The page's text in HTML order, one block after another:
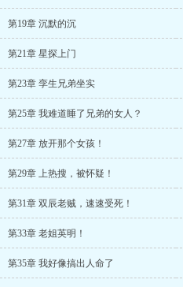
第19章 沉默的沉
第21章 星探上门
第23章 孪生兄弟坐实
第25章 我难道睡了兄弟的女人？
第27章 放开那个女孩！
第29章 上热搜，被怀疑！
第31章 双辰老贼，速速受死！
第33章 老姐英明！
第35章 我好像搞出人命了